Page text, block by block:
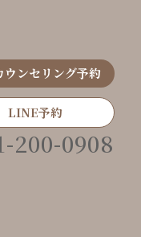
ウンセリング予約
LINE予約
200-0908